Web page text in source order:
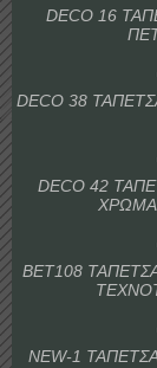
DECO 16
DECO 38
DECO 42
BET108
NEW-1